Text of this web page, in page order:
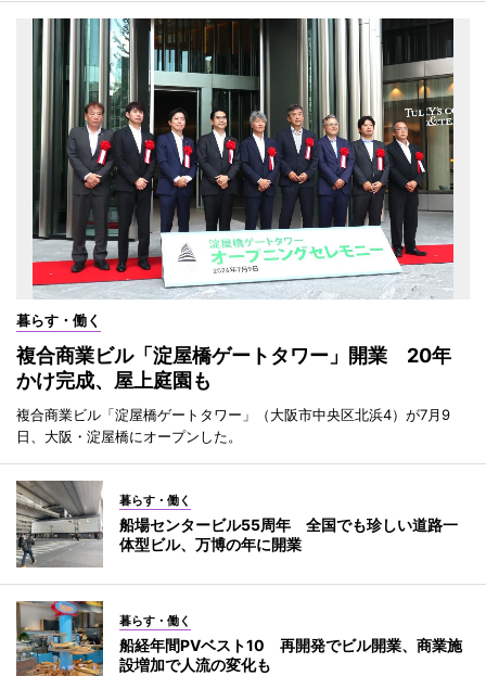
暮らす・働く
複合商業ビル「淀屋橋ゲートタワー」開業 20年
かけ完成、屋上庭園も
複合商業ビル「淀屋橋ゲートタワー」（大阪市中央区北浜4）が7月9
日、大阪・淀屋橋にオープンした。
暮らす・働く
船場センタービル55周年 全国でも珍しい道路一
体型ビル、万博の年に開業
暮らす・働く
船経年間PVベスト10 再開発でビル開業、商業施
設増加で人流の変化も